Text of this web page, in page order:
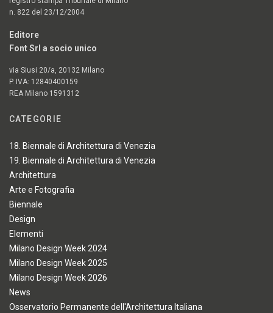
n. 822 del 23/12/2004
Editore
Font Srl a socio unico
via Siusi 20/a, 20132 Milano
P. IVA: 12840400159
REA Milano 1591312
CATEGORIE
18. Biennale di Architettura di Venezia
19. Biennale di Architettura di Venezia
Architettura
Arte e Fotografia
Biennale
Design
Elementi
Milano Design Week 2024
Milano Design Week 2025
Milano Design Week 2026
News
Osservatorio Permanente dell'Architettura Italiana